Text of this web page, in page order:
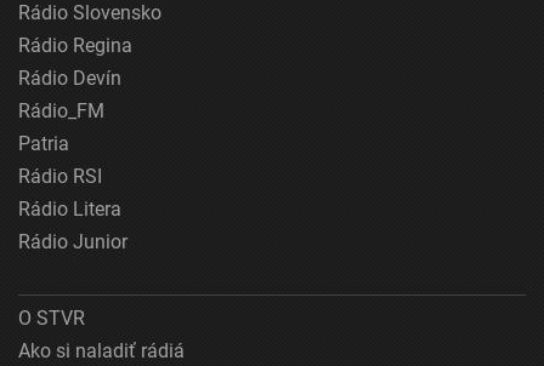
Rádio Slovensko
Rádio Regina
Rádio Devín
Rádio_FM
Patria
Rádio RSI
Rádio Litera
Rádio Junior
O STVR
Ako si naladiť rádiá